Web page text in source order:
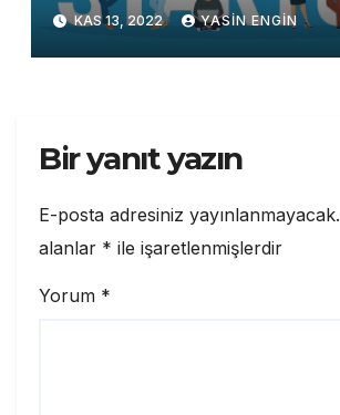
KAS 13, 2022 YASIN ENGIN
Bir yanıt yazın
E-posta adresiniz yayınlanmayacak.
alanlar * ile işaretlenmişlerdir
Yorum *